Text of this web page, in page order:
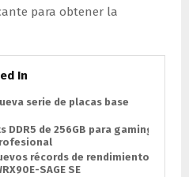
para obtener la
In
serie de placas base
DDR5 de 256GB para gaming
récords de rendimiento
SAGE SE